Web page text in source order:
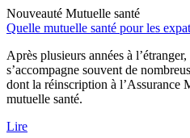
Nouveauté Mutuelle santé
Quelle mutuelle santé pour les
Après plusieurs années à
s’accompagne souvent de
dont la réinscription à l’Assurance
mutuelle santé.
Lire